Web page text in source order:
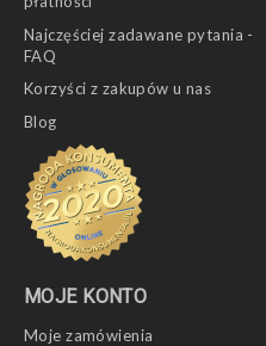
Najczęściej zadawane pytania -
FAQ
Korzyści z zakupów u nas
Blog
MOJE KONTO
Moje zamówienia